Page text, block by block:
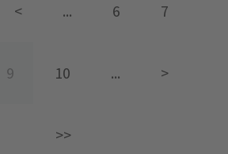
< ... 6 7
9 10 ... >
>>